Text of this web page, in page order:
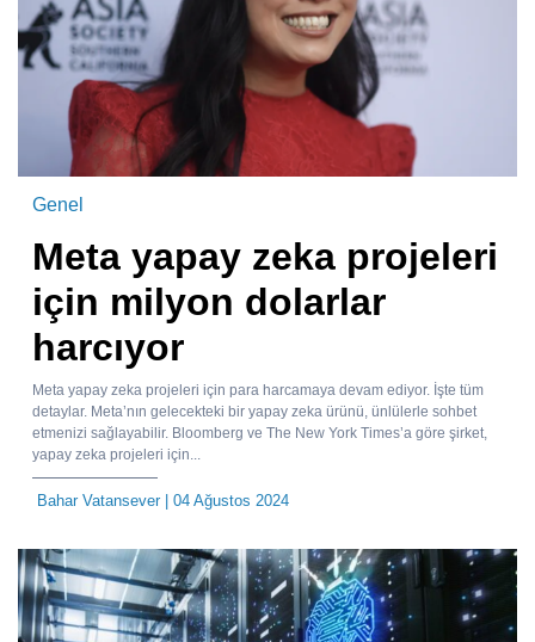
Genel
Meta yapay zeka projeleri
için milyon dolarlar
harcıyor
Meta yapay zeka projeleri için para harcamaya devam ediyor. İşte tüm
detaylar. Meta’nın gelecekteki bir yapay zeka ürünü, ünlülerle sohbet
etmenizi sağlayabilir. Bloomberg ve The New York Times’a göre şirket,
yapay zeka projeleri için...
Bahar Vatansever| 04 Ağustos 2024